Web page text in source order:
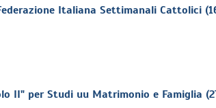
Italiana Settimanali Cattolici
II" per Studi uu Matrimonio e Famiglia